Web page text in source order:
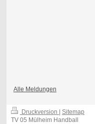
Alle Meldungen
Druckversion
Sitemap
TV 05 Mülheim Handball